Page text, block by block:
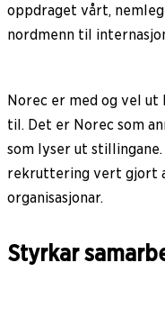
oppdraget vårt,
nordmenn til
Norec er med og vel
til. Det er Norec som
som lyser ut
rekruttering vert gjort
organisasjonar.
Styrkar